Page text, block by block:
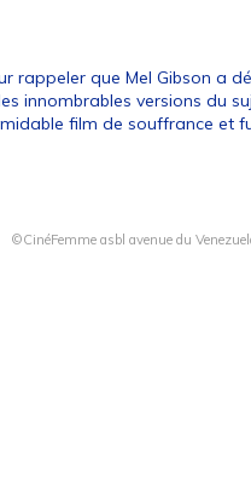
rappeler que Mel Gibson a
innombrables versions du
film de souffrance et
©CinéFemme asbl avenue du